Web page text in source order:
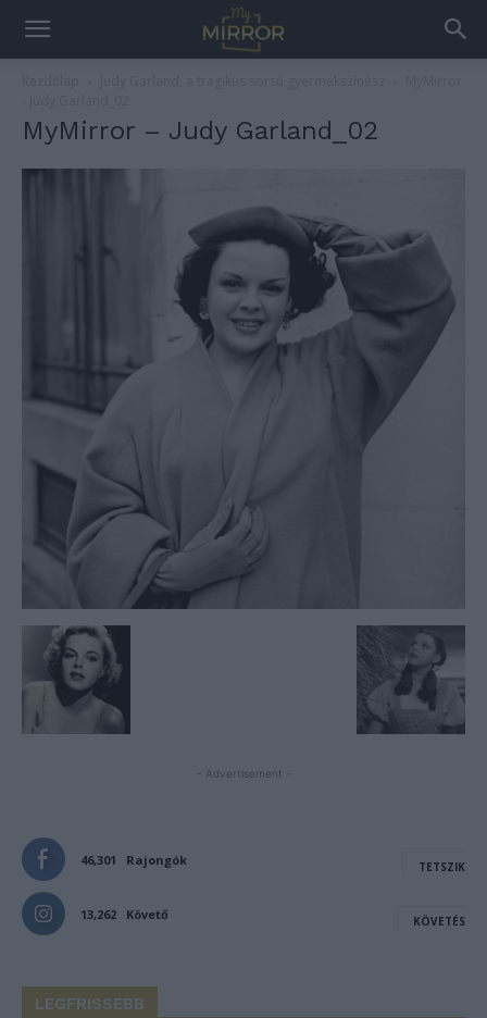
MyMirror – Judy Garland_02
- Advertisement -
46,301 Rajongók TETSZIK
13,262 Követő KÖVETÉS
LEGFRISSEBB